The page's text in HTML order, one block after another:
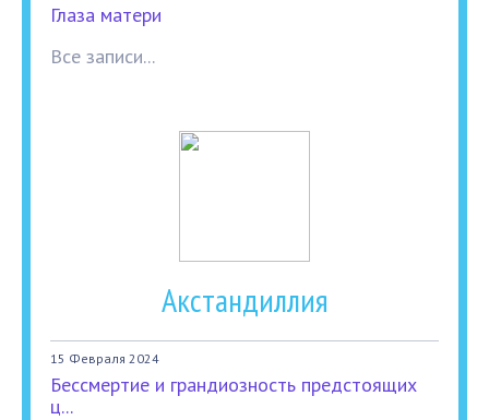
Глаза матери
Все записи...
Акстандиллия
15 Февраля 2024
Бессмертие и грандиозность предстоящих
ц...